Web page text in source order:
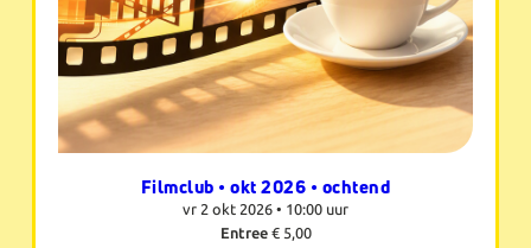
Filmclub • okt 2026 • ochtend
vr 2 okt 2026 • 10:00 uur
Entree€ 5,00